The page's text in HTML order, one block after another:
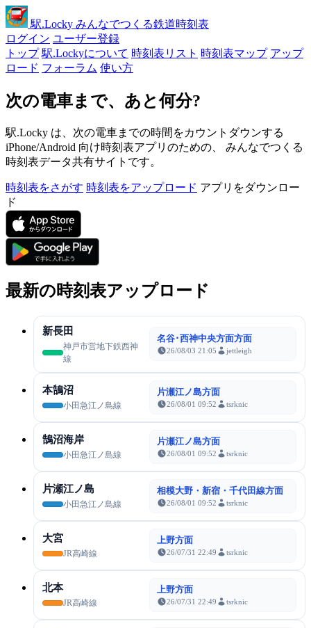
駅.Locky みんなでつくる鉄道時刻表
ログイン ユーザー登録
トップ 駅.Lockyについて 時刻表リスト 時刻表マップ アップ
ロード フォーラム 使い方
次の電車まで、あと何分?
駅.Locky は、次の電車までの時間をカウントダウンする
iPhone/Android 向け時刻表アプリのための、 みんなでつくる
時刻表データ共有サイトです。
時刻表をさがす 時刻表をアップロード アプリをダウンロー
ド
最新の時刻表アップロード
新長田
神戸市営地下鉄西神
線
名谷･西神中央方面方面
26/08/03 21:05 jettleigh
本鵠沼
小田急江ノ島線
片瀬江ノ島方面
26/08/01 09:52 tsrknic
鵠沼海岸
小田急江ノ島線
片瀬江ノ島方面
26/08/01 09:52 tsrknic
片瀬江ノ島
小田急江ノ島線
相模大野・新宿・千代田線方面
26/08/01 09:52 tsrknic
大宮
JR高崎線
上野方面
26/07/31 22:49 tsrknic
北本
JR高崎線
上野方面
26/07/31 22:49 tsrknic